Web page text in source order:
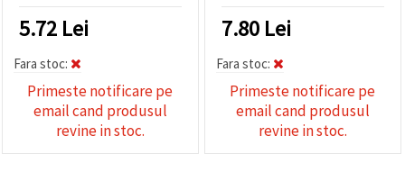
5.72 Lei
Fara stoc:
Primeste notificare pe
email cand produsul
revine in stoc.
7.80 Lei
Fara stoc:
Primeste notificare pe
email cand produsul
revine in stoc.